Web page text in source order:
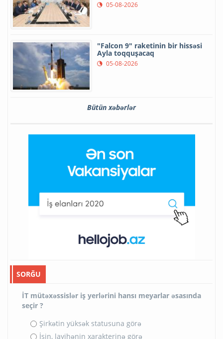
05-08-2026
"Falcon 9" raketinin bir hissəsi
Ayla toqquşacaq
05-08-2026
Bütün xəbərlər
SORĞU
İT mütəxəssislər iş yerlərini hansı meyarlar əsasında
seçir ?
Şirkətin yüksək statusuna görə
İşin, layihənin xarakterinə görə